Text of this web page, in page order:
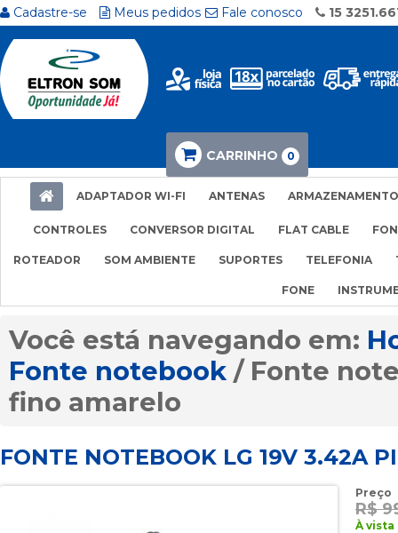
Cadastre-se Meus pedidos Fale conosco 15
CARRINHO 0
ADAPTADOR WI-FI ANTENAS ARMAZENAMENTO
CONTROLES CONVERSOR DIGITAL FLAT CABLE
ROTEADOR SOM AMBIENTE SUPORTES TELEFONIA
FONE
Fonte notebook
Fonte
fino amarelo
FONTE NOTEBOOK LG 19V 3.42A
Preço
R$
À